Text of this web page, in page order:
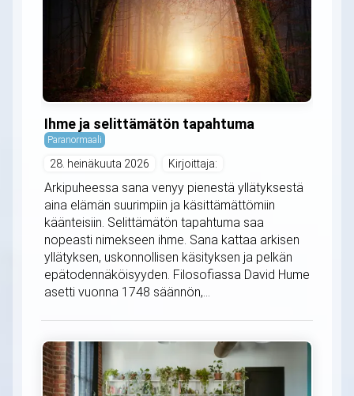
Ihme ja selittämätön tapahtuma
Paranormaali
28. heinäkuuta 2026 Kirjoittaja:
Arkipuheessa sana venyy pienestä yllätyksestä
aina elämän suurimpiin ja käsittämättömiin
käänteisiin. Selittämätön tapahtuma saa
nopeasti nimekseen ihme. Sana kattaa arkisen
yllätyksen, uskonnollisen käsityksen ja pelkän
epätodennäköisyyden. Filosofiassa David Hume
asetti vuonna 1748 säännön,...